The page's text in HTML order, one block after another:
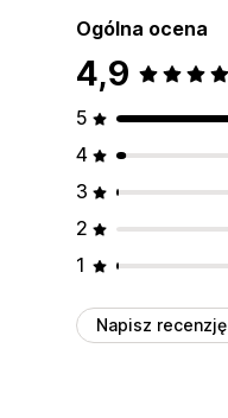
Ogólna ocena
4,9
5
4
3
2
1
Napisz recenzję